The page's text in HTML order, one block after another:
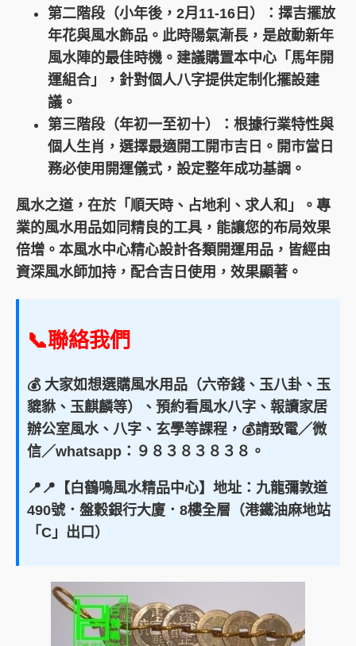
第二階段（小年後，2月11-16日）
：擇吉擺放
年花與風水飾品。此時陽氣漸長，是啟動新年
風水陣的最佳時機。建議購置本中心「馬年開
運組合」，針對個人八字提供定制化擺設建
議。
第三階段（年初一至初十）
：根據行業特性與
個人生肖，選擇最適開工開市吉日。開市當日
務必使用開運儀式，設定整年成功基調。
風水之道，在於「順天時、占地利、求人和」。專
業的風水用品如同精良的工具，能讓您的布局效果
倍增。本風水中心精心設計各類開運用品，皆經由
資深風水師加持，配合吉日使用，效果顯著。
📞聯絡我們
💰 大家如想選購風水用品（六帝錢、玉八卦、玉
貔貅、玉麒麟等）、預約看風水八字、報讀家居
辦公室風水、八字、玄學等課程，💰請致電／微
信／whatsapp：９８３８３８３８。
📍📍【白鶴鳴風水精品中心】地址：九龍彌敦道
490號．盤穀銀行大廈．8樓全層（港鐵油麻地站
「C」出口）